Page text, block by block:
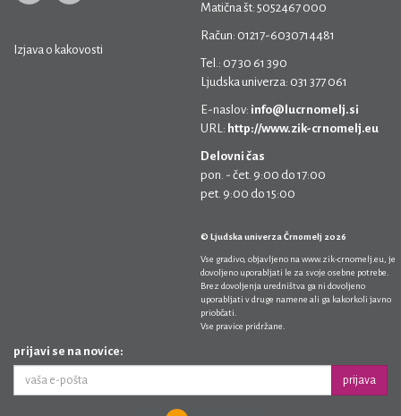
Izjava o kakovosti
Matična št: 5052467 000
Račun: 01217-6030714481
Tel.: 07 30 61 390
Ljudska univerza: 031 377 061
E-naslov: info@lucrnomelj.si
URL: http://www.zik-crnomelj.eu
Delovni čas
pon. - čet. 9:00 do 17:00
pet. 9:00 do 15:00
© Ljudska univerza Črnomelj 2026
Vse gradivo, objavljeno na www.zik-crnomelj.eu , je
dovoljeno uporabljati le za svoje osebne potrebe.
Brez dovoljenja uredništva ga ni dovoljeno
uporabljati v druge namene ali ga kakorkoli javno
priobčati.
Vse pravice pridržane.
prijavi se na novice:
prijava